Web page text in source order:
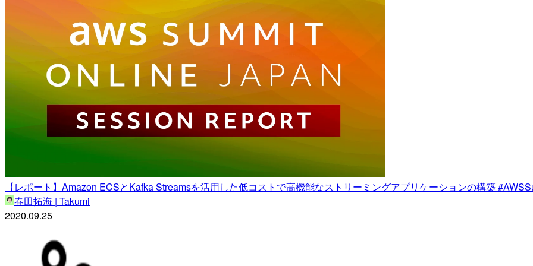
【レポート】Amazon ECSとKafka Streamsを活用した低コストで高機能なストリーミングアプリケーションの構築
春田拓海 | Takumi
2020.09.25